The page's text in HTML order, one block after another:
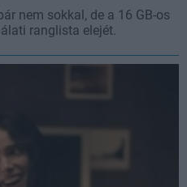
nem sokkal, de a 16 GB-os
ranglista elejét.